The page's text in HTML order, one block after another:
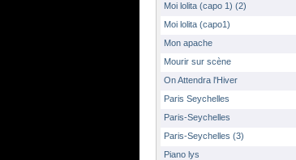
Moi lolita (capo 1) (2)
Moi lolita (capo1)
Mon apache
Mourir sur scène
On Attendra l'Hiver
Paris Seychelles
Paris-Seychelles
Paris-Seychelles (3)
Piano lys